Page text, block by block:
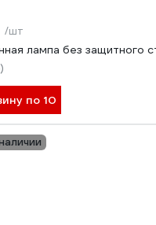
/шт
лампа без защитного
по 10